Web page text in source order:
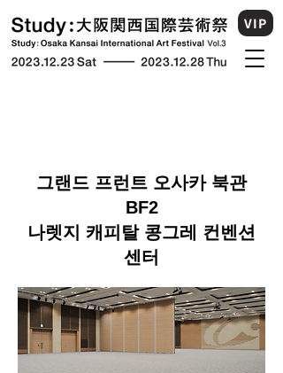
VIP
그랜드 프런트 오사카 북관
BF2
나렛지 캐피탈 콩그레 컨벤션
센터